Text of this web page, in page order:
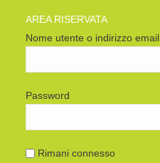
AREA RISERVATA
Nome utente o indirizzo email
Password
Rimani connesso